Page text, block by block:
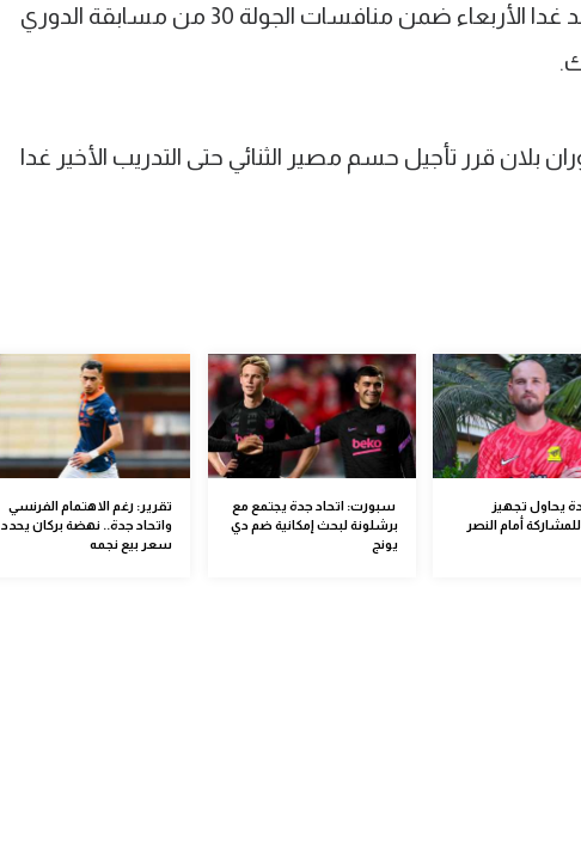
ويواجه اتحاد جدة فريق النصر بعد غدا الأربعاء ضمن منافسات الجولة 30 من مسابقة الدوري
بلان قرر تأجيل حسم مصير الثنائي حتى التدريب الأخير غدا
يحاول تجهيز
أمام النصر
سبورت: اتحاد جدة يجتمع مع
برشلونة لبحث إمكانية ضم دي
يونج
تقرير: رغم الاهتمام الفرنسي
واتحاد جدة.. نهضة بركان يحدد
سعر بيع نجمه